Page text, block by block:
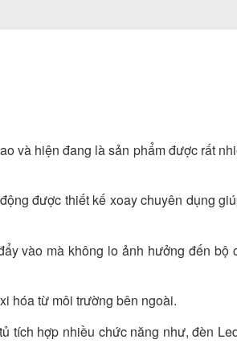
và hiện đang là sản phẩm được rất
được thiết kế xoay chuyên dụng
vào mà không lo ảnh hưởng đến bộ
hóa từ môi trường bên ngoài.
tích hợp nhiều chức năng như, đèn